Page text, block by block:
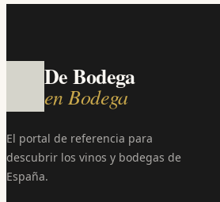
De Bodega
en Bodega
El portal de referencia para
descubrir los vinos y bodegas de
España.